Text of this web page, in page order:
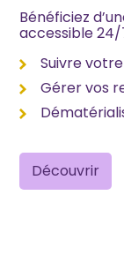
Bénéficiez
accessible 24/
Suivre
Gérer vos
Découvrir